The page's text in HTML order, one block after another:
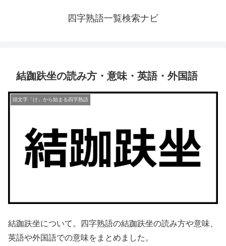
四字熟語一覧検索ナビ
結跏趺坐の読み方・意味・英語・外国語
頭文字「け」から始まる四字熟語
結跏趺坐について。四字熟語の結跏趺坐の読み方や意味、
英語や外国語での意味をまとめました。